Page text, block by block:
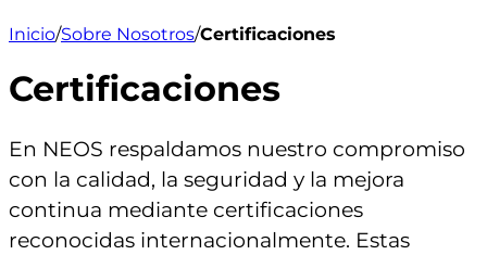
Inicio/Sobre Nosotros/Certificaciones
Certificaciones
En NEOS respaldamos nuestro compromiso
con la calidad, la seguridad y la mejora
continua mediante certificaciones
reconocidas internacionalmente. Estas